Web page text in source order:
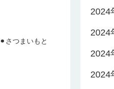
2024
2024
2024
2024